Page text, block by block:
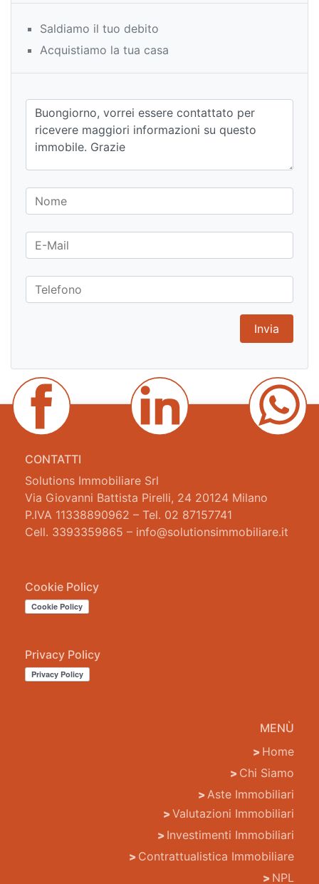
Saldiamo il tuo debito
Acquistiamo la tua casa
CONTATTI
Solutions Immobiliare Srl
Via Giovanni Battista Pirelli, 24 20124 Milano
P.IVA 11338890962 – Tel. 02 87157741
Cell. 3393359865 – info@solutionsimmobiliare.it
Cookie Policy
Privacy Policy
MENÙ
Home
Chi Siamo
Aste Immobiliari
Valutazioni Immobiliari
Investimenti Immobiliari
Contrattualistica Immobiliare
NPL